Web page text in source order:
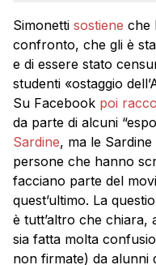
Simonetti sostiene che
confronto, che gli è
e di essere stato
studenti «ostaggio
Su Facebook poi
da parte di alcuni
Sardine, ma le
persone che hanno
facciano parte del
quest’ultimo. La
è tutt’altro che chiara,
sia fatta molta
non firmate) da alunni